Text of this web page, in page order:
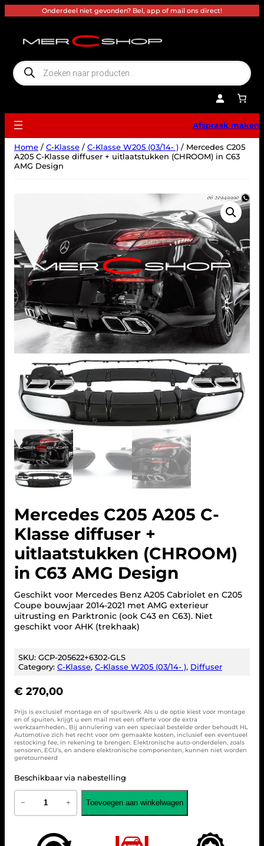
Onderdeel niet gevonden? Bel, app of mail ons direct!
P
r
o
n
o
e
k
e
n
Afspraak maken
Home / C-Klasse / C-Klasse W205 (03/14- ) / Mercedes C205
A205 C-Klasse diffuser + uitlaatstukken (CHROOM) in C63
AMG Design
Mercedes C205 A205 C-
Klasse diffuser +
uitlaatstukken (CHROOM)
in C63 AMG Design
Geschikt voor Mercedes Benz A205 Cabriolet en C205
Coupe bouwjaar 2014-2021 met AMG exterieur
uitrusting en Parktronic (ook C43 en C63). Niet
geschikt voor AHK (trekhaak)
SKU: GCP-205622+6302-GLS
Category:C-Klasse, C-Klasse W205 (03/14- ), Diffuser
€ 270,00
Prijs is exclusief montage en of spuitwerk. Als u de optie kiest voor montage
en of spuiten. krijgt u een mail met een offerte voor de extra
werkzaamheden.. Bij annulering van een speciaal bestelde order behoudt HL
Automotive zich het recht voor om gemaakte kosten, inclusief een eventueel
restocking fee, in rekening te brengen. Elektronische auto-onderdelen, zoals
sensoren, ECU’s, en andere elektronische componenten, kunnen niet worden
geretourneerd
Beschikbaar via nabestelling
M
r
− + Toevoegen aan winkelwagen